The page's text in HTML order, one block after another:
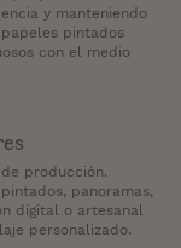
y manteniendo
pintados
con el medio
producción.
panoramas,
digital o artesanal
personalizado.